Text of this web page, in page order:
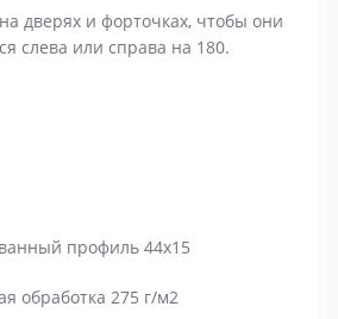
дверях и форточках, чтобы они
слева или справа на 180.
профиль 44х15
обработка 275 г/м2